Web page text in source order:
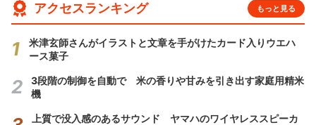
アクセスランキング もっと見る
米津玄師さんがイラストと文章を手がけたカード入りウエハ
ース菓子
3段階の制御を自動で 米の香りや甘みを引き出す家庭用精米
機
上質で没入感のあるサウンド ヤマハのワイヤレススピーカ